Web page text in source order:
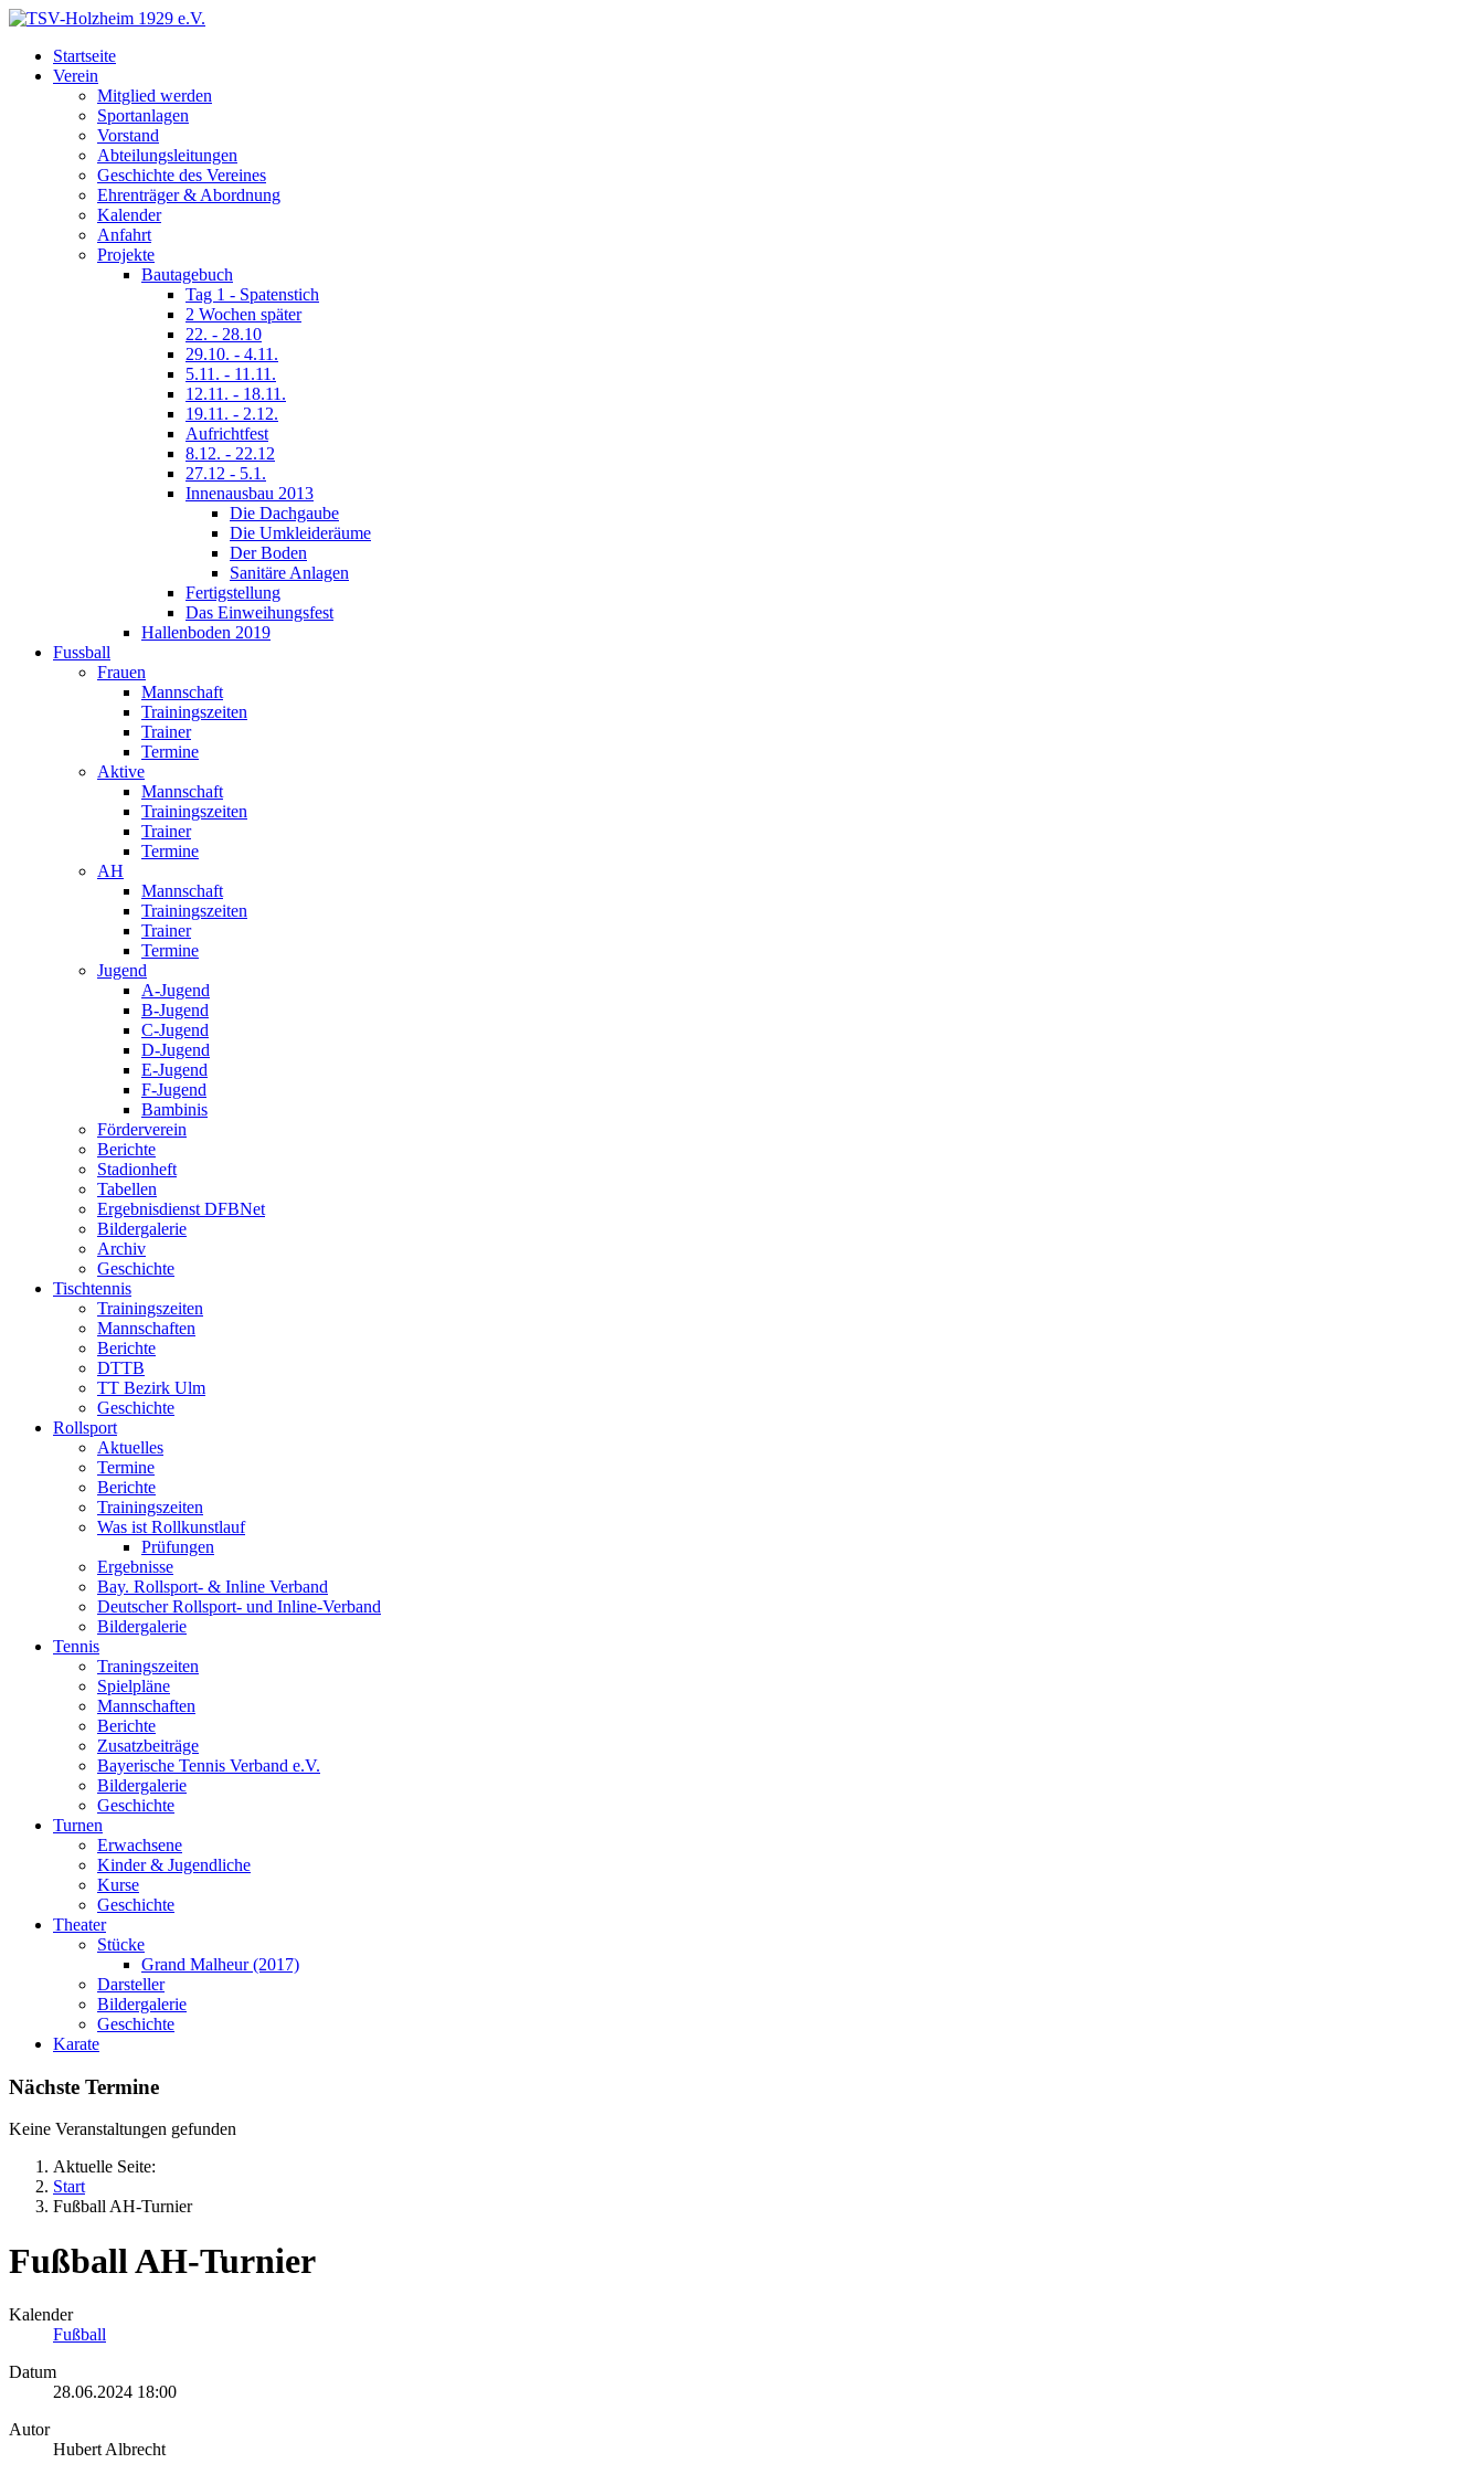
Startseite
Verein
Mitglied werden
Sportanlagen
Vorstand
Abteilungsleitungen
Geschichte des Vereines
Ehrenträger & Abordnung
Kalender
Anfahrt
Projekte
Bautagebuch
Tag 1 - Spatenstich
2 Wochen später
22. - 28.10
29.10. - 4.11.
5.11. - 11.11.
12.11. - 18.11.
19.11. - 2.12.
Aufrichtfest
8.12. - 22.12
27.12 - 5.1.
Innenausbau 2013
Die Dachgaube
Die Umkleideräume
Der Boden
Sanitäre Anlagen
Fertigstellung
Das Einweihungsfest
Hallenboden 2019
Fussball
Frauen
Mannschaft
Trainingszeiten
Trainer
Termine
Aktive
Mannschaft
Trainingszeiten
Trainer
Termine
AH
Mannschaft
Trainingszeiten
Trainer
Termine
Jugend
A-Jugend
B-Jugend
C-Jugend
D-Jugend
E-Jugend
F-Jugend
Bambinis
Förderverein
Berichte
Stadionheft
Tabellen
Ergebnisdienst DFBNet
Bildergalerie
Archiv
Geschichte
Tischtennis
Trainingszeiten
Mannschaften
Berichte
DTTB
TT Bezirk Ulm
Geschichte
Rollsport
Aktuelles
Termine
Berichte
Trainingszeiten
Was ist Rollkunstlauf
Prüfungen
Ergebnisse
Bay. Rollsport- & Inline Verband
Deutscher Rollsport- und Inline-Verband
Bildergalerie
Tennis
Traningszeiten
Spielpläne
Mannschaften
Berichte
Zusatzbeiträge
Bayerische Tennis Verband e.V.
Bildergalerie
Geschichte
Turnen
Erwachsene
Kinder & Jugendliche
Kurse
Geschichte
Theater
Stücke
Grand Malheur (2017)
Darsteller
Bildergalerie
Geschichte
Karate
Nächste Termine
Keine Veranstaltungen gefunden
Aktuelle Seite:
Start
Fußball AH-Turnier
Fußball AH-Turnier
Kalender
Fußball
Datum
28.06.2024 18:00
Autor
Hubert Albrecht